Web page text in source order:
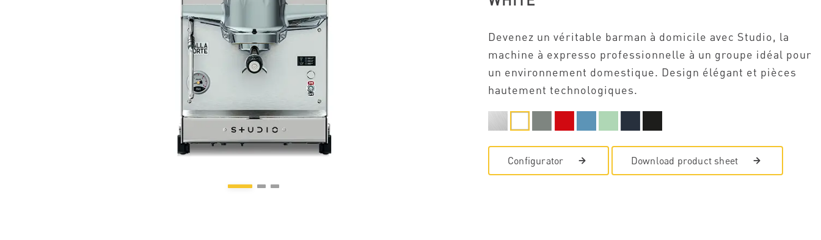
Devenez un véritable barman à domicile avec Studio, la
machine à expresso professionnelle à un groupe idéal pour
un environnement domestique. Design élégant et pièces
hautement technologiques.
Configurator Download product sheet